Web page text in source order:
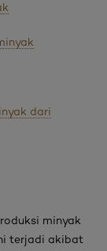
dari
minyak
terjadi akibat